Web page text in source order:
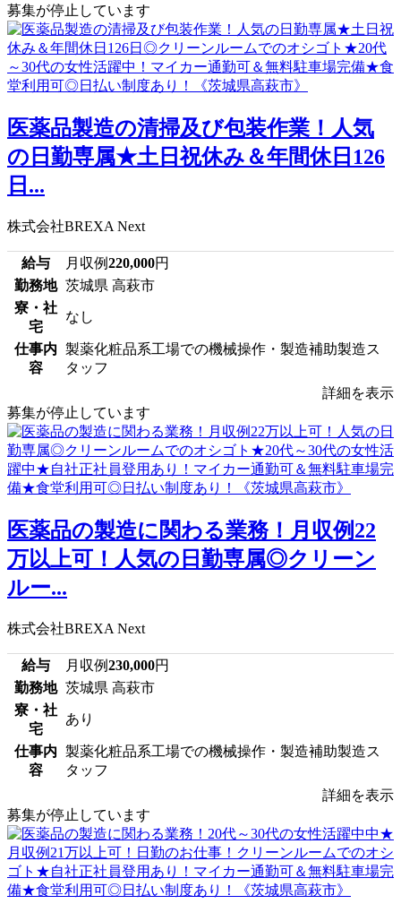
募集が停止しています
医薬品製造の清掃及び包装作業！人気
の日勤専属★土日祝休み＆年間休日126
日...
株式会社BREXA Next
給与 月収例220,000円
勤務地 茨城県 高萩市
寮・社
宅
なし
仕事内
容
製薬化粧品系工場での機械操作・製造補助製造ス
タッフ
詳細を表示
募集が停止しています
医薬品の製造に関わる業務！月収例22
万以上可！人気の日勤専属◎クリーン
ルー...
株式会社BREXA Next
給与 月収例230,000円
勤務地 茨城県 高萩市
寮・社
宅
あり
仕事内
容
製薬化粧品系工場での機械操作・製造補助製造ス
タッフ
詳細を表示
募集が停止しています